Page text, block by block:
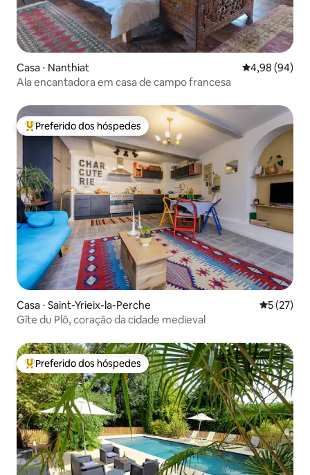
Casa ⋅ Nanthiat 4,98 de uma
4,98 (94)
Ala encantadora em casa de campo francesa
Entre os melhores preferidos dos hóspedes
Preferido dos hóspedes
Casa ⋅ Saint-Yrieix-la-Perche 5 de uma
5 (27)
Gîte du Plô, coração da cidade medieval
Entre os melhores preferidos dos hóspedes
Preferido dos hóspedes